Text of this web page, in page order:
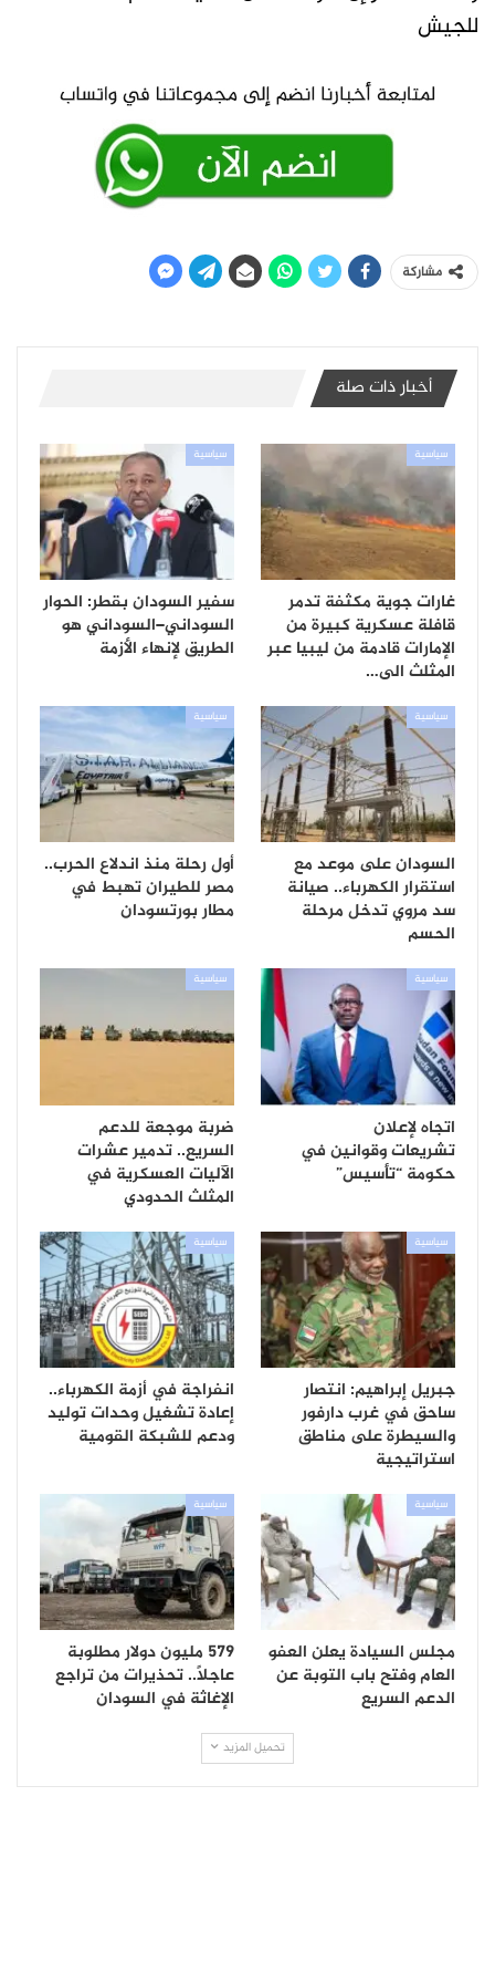
للجيش
مشاركة
أخبار ذات صلة
سياسية
غارات جوية مكثفة تدمر
قافلة عسكرية كبيرة من
الإمارات قادمة من ليبيا عبر
المثلث الى…
سياسية
سفير السودان بقطر: الحوار
السوداني–السوداني هو
الطريق لإنهاء الأزمة
سياسية
السودان على موعد مع
استقرار الكهرباء.. صيانة
سد مروي تدخل مرحلة
الحسم
سياسية
أول رحلة منذ اندلاع الحرب..
مصر للطيران تهبط في
مطار بورتسودان
سياسية
اتجاه لإعلان
تشريعات وقوانين في
حكومة “تأسيس”
سياسية
ضربة موجعة للدعم
السريع.. تدمير عشرات
الآليات العسكرية في
المثلث الحدودي
سياسية
جبريل إبراهيم: انتصار
ساحق في غرب دارفور
والسيطرة على مناطق
استراتيجية
سياسية
انفراجة في أزمة الكهرباء..
إعادة تشغيل وحدات توليد
ودعم للشبكة القومية
سياسية
مجلس السيادة يعلن العفو
العام وفتح باب التوبة عن
الدعم السريع
سياسية
579 مليون دولار مطلوبة
عاجلاً.. تحذيرات من تراجع
الإغاثة في السودان
تحميل المزيد